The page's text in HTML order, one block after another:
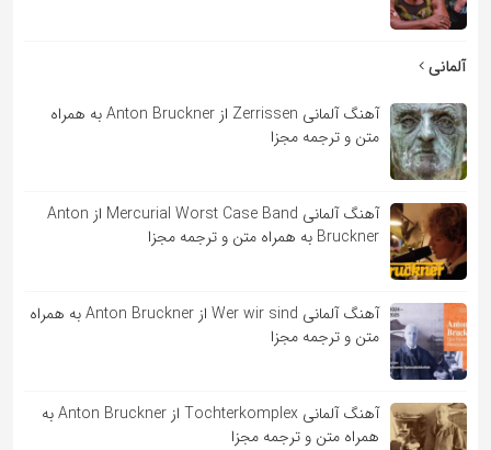
آلمانی
آهنگ آلمانی Zerrissen از Anton Bruckner به همراه
متن و ترجمه مجزا
آهنگ آلمانی Mercurial Worst Case Band از Anton
Bruckner به همراه متن و ترجمه مجزا
آهنگ آلمانی Wer wir sind از Anton Bruckner به همراه
متن و ترجمه مجزا
آهنگ آلمانی Tochterkomplex از Anton Bruckner به
همراه متن و ترجمه مجزا